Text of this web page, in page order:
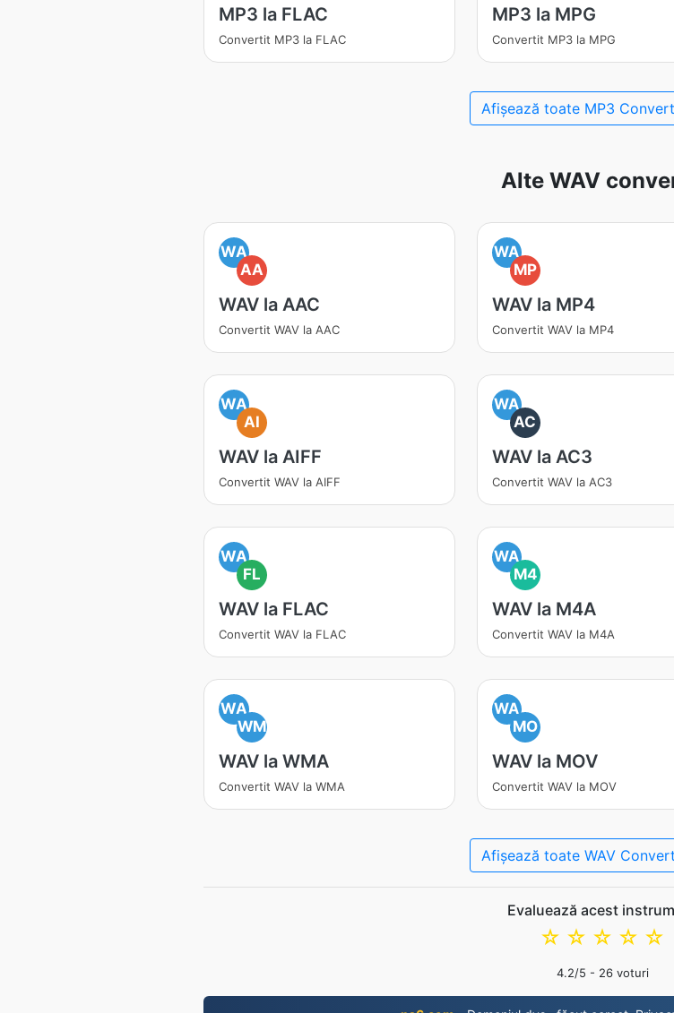
MP3 la FLAC
Convertit MP3 la FLAC
MP3 la MPG
Convertit MP3 la MPG
Afișează toate MP3
Alte WAV
WA
AA
WAV la AAC
Convertit WAV la AAC
WA
MP
WAV la MP4
Convertit WAV la MP4
WA
AI
WAV la AIFF
Convertit WAV la AIFF
WA
AC
WAV la AC3
Convertit WAV la AC3
WA
FL
WAV la FLAC
Convertit WAV la FLAC
WA
M4
WAV la M4A
Convertit WAV la M4A
WA
WM
WAV la WMA
Convertit WAV la WMA
WA
MO
WAV la MOV
Convertit WAV la MOV
Afișează toate WAV
Evaluează acest
☆
☆
☆
☆
☆
4.2/5 - 26voturi